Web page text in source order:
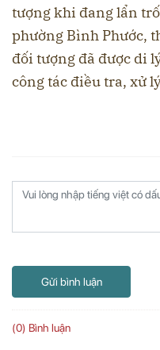
tượng khi đang lẩn
phường Bình Phước,
đối tượng đã được di
công tác điều tra, xử
Gửi bình luận
(0) Bình luận